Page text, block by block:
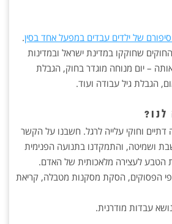
של ילדים עבדים במפעל אחד בסין.
שחוקקו במדינת ישראל ובמדינות
– יום מנוחה מוגדר בחוק, הגבלת
הגבלת גיל עבודה ועוד.
וחוקי עלייה לרגל. חשבנו על הקשר
ושמיטה, והתמקדנו בתנועה הפנימית
הטבע לעצירה מלאכותית של האדם.
הפסוקים, הסקת מסקנות מטבלה, קריאת
עבדות מודרנית.